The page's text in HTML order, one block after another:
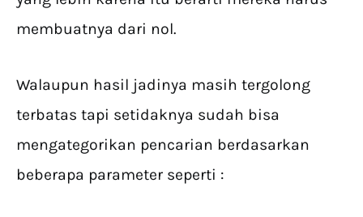
membuatnya dari nol.
Walaupun hasil jadinya masih tergolong
terbatas tapi setidaknya sudah bisa
mengategorikan pencarian berdasarkan
beberapa parameter seperti :